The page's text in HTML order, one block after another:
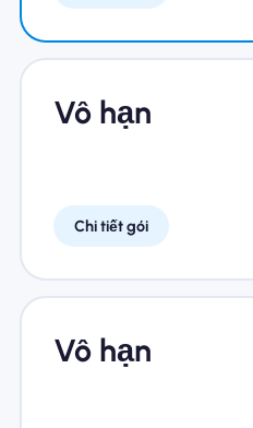
Vô hạn
Chi tiết gói
Vô hạn